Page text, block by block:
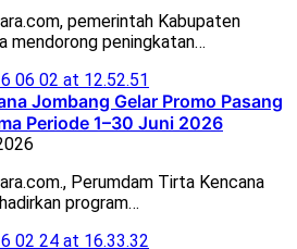
pemerintah Kabupaten
mendorong peningkatan…
Jombang Gelar Promo Pasang
Periode 1–30 Juni 2026
Perumdam Tirta Kencana
program…